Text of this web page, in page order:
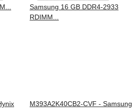
M393A2K40CB2-CVF - Samsung